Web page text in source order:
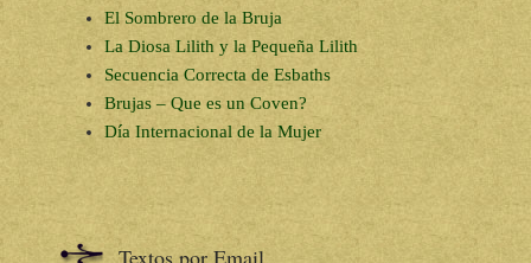
El Sombrero de la Bruja
La Diosa Lilith y la Pequeña Lilith
Secuencia Correcta de Esbaths
Brujas – Que es un Coven?
Día Internacional de la Mujer
Textos por Email